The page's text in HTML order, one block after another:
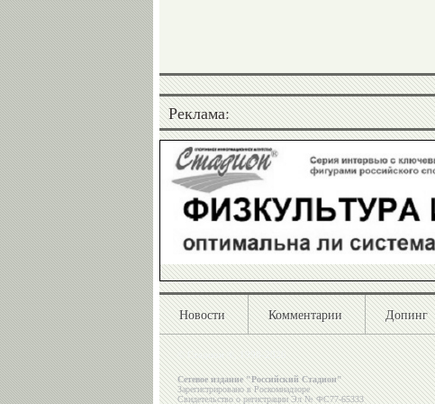
Реклама:
Новости Комментарии Допинг
©Стадион ®, 1998-2026
Сетевое издание "Российский Стадион"
Зарегистрировано в Роскомнадзоре
Свидетельство о регистрации Эл № ФС77-65333